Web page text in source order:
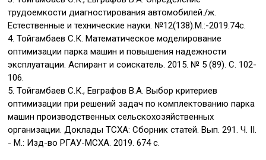
трудоемкости диагностирования автомобилей./ж.
Естественные и технические науки. №12(138).М.:-2019.74с.
4. Тойгамбаев С.К. Математическое моделирование
оптимизации парка машин и повышения надежности
эксплуатации. Аспирант и соискатель. 2015. № 5 (89). С. 102-
106.
5. Тойгамбаев С.К., Евграфов В.А. Выбор критериев
оптимизации при решений задач по комплектованию парка
машин производственных сельскохозяйственных
организации. Доклады ТСХА: Сборник статей. Вып. 291. Ч. II.
- М.: Изд-во РГАУ-МСХА. 2019. 674 с.